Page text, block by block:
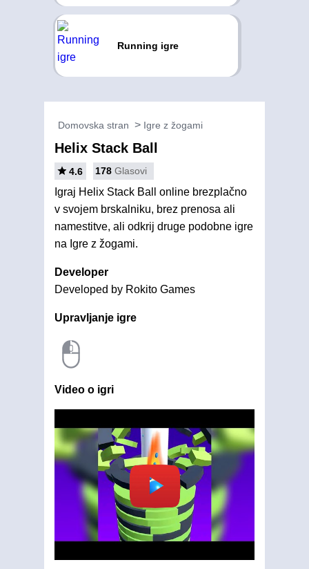
Running igre
Domovska stran Igre z žogami
Helix Stack Ball
4.6 178 Glasovi
Igraj Helix Stack Ball online brezplačno
v svojem brskalniku, brez prenosa ali
namestitve, ali odkrij druge podobne igre
na Igre z žogami.
Developer
Developed by Rokito Games
Upravljanje igre
Video o igri